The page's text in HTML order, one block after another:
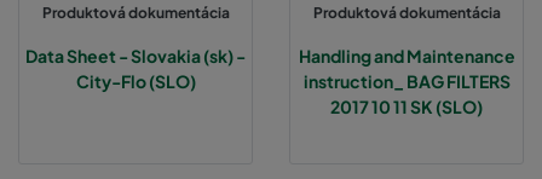
Produktová dokumentácia
Data Sheet - Slovakia (sk) -
City-Flo (SLO)
Produktová dokumentácia
Handling and Maintenance
instruction_ BAG FILTERS
2017 10 11 SK (SLO)